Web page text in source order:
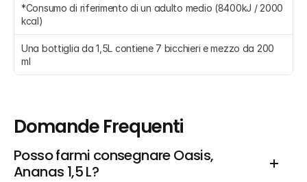
*Consumo di riferimento di un adulto medio (8400kJ / 2000
kcal)
Una bottiglia da 1,5L contiene 7 bicchieri e mezzo da 200
ml
Domande Frequenti
Posso farmi consegnare Oasis,
Ananas 1,5 L?